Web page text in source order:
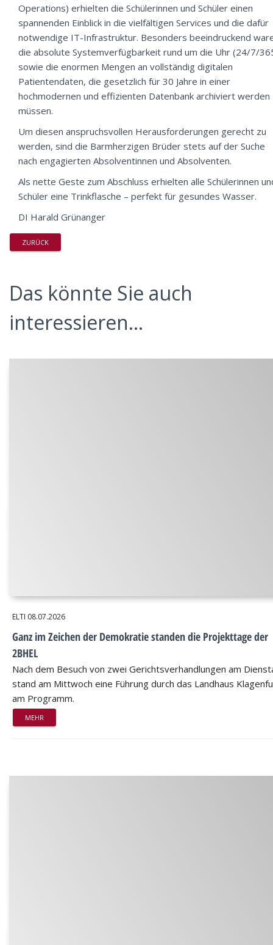
Operations) erhielten die Schülerinnen und Schüler einen
spannenden Einblick in die vielfältigen Services und die dafür
notwendige IT-Infrastruktur. Besonders beeindruckend
die absolute Systemverfügbarkeit rund um die Uhr (24/7/
sowie die enormen Mengen an vollständig digitalen
Patientendaten, die gesetzlich für 30 Jahre in einer
hochmodernen und effizienten Datenbank archiviert werden
müssen.
Um diesen anspruchsvollen Herausforderungen gerecht zu
werden, sind die Barmherzigen Brüder stets auf der Suche
nach engagierten Absolventinnen und Absolventen.
Als nette Geste zum Abschluss erhielten alle Schülerinnen
Schüler eine Trinkflasche – perfekt für gesundes Wasser.
DI Harald Grünanger
ZURÜCK
Das könnte Sie auch
interessieren...
ELTI 08.07.2026
Ganz im Zeichen der Demokratie standen die Projekttage der
2BHEL
Nach dem Besuch von zwei Gerichtsverhandlungen am
stand am Mittwoch eine Führung durch das Landhaus
am Programm.
MEHR